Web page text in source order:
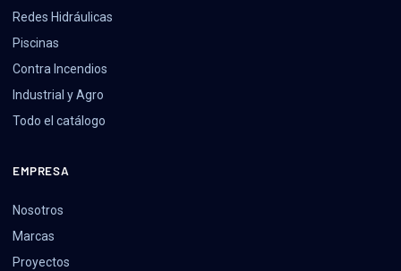
Redes Hidráulicas
Piscinas
Contra Incendios
Industrial y Agro
Todo el catálogo
EMPRESA
Nosotros
Marcas
Proyectos